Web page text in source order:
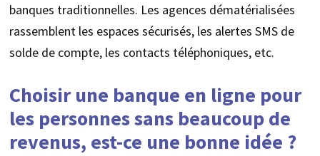
banques traditionnelles. Les agences dématérialisées
rassemblent les espaces sécurisés, les alertes SMS de
solde de compte, les contacts téléphoniques, etc.
Choisir une banque en ligne pour
les personnes sans beaucoup de
revenus, est-ce une bonne idée ?